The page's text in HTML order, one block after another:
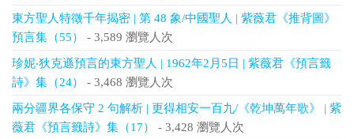
東方聖人特徵千年揭密 | 第 48 象/中國聖人 | 紫薇君《推背圖》
預言集（55）
- 3,589 瀏覽人次
珍妮‧狄克遜預言的東方聖人 | 1962年2月5日 | 紫薇君《預言籤
詩》集（24）
- 3,468 瀏覽人次
兩分疆界各保守 2 句解析 | 更得相安一百九/《乾坤萬年歌》 | 紫
薇君《預言籤詩》集（17）
- 3,428 瀏覽人次